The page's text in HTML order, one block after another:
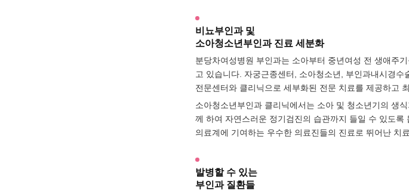
비뇨부인과 및
소아청소년부인과 진료 세분화
분당차여성병원 부인과는 소아부터 중년여성 전 생애주
고 있습니다. 자궁근종센터, 소아청소년, 부인과내시경
전문센터와 클리닉으로 세부화된 전문 치료를 제공하고
소아청소년부인과 클리닉에서는 소아 및 청소년기의 생
께 하여 자연스러운 정기검진의 습관까지 들일 수 있도
의료계에 기여하는 우수한 의료진들의 진료로 뛰어난 치
발병할 수 있는
부인과 질환들